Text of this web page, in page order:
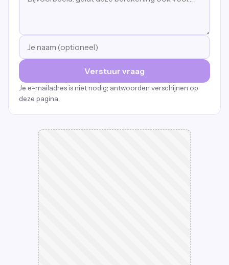
Verstuur vraag
Je e-mailadres is niet nodig; antwoorden verschijnen op
deze pagina.